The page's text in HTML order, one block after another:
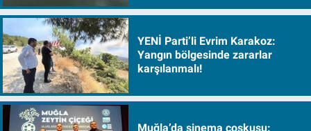
YENİ Parti’li Evrim Karakoz:
Yangın bölgesinde zararlar
karşılanmalı!
Muğla’da sinema coşkusu: